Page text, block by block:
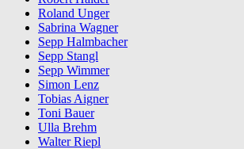
Roland Unger
Sabrina Wagner
Sepp Halmbacher
Sepp Stangl
Sepp Wimmer
Simon Lenz
Tobias Aigner
Toni Bauer
Ulla Brehm
Walter Riepl